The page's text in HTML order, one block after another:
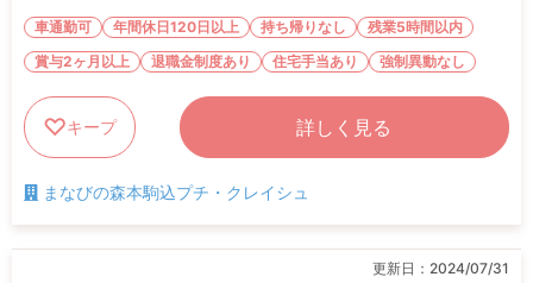
車通勤可 年間休日120日以上 持ち帰りなし
残業5時間以内
賞与2ヶ月以上
退職金制度あり 住宅手当あり 強制異動なし
キープ 詳しく見る
まなびの森本駒込プチ・クレイシュ
更新日： 2024/07/31